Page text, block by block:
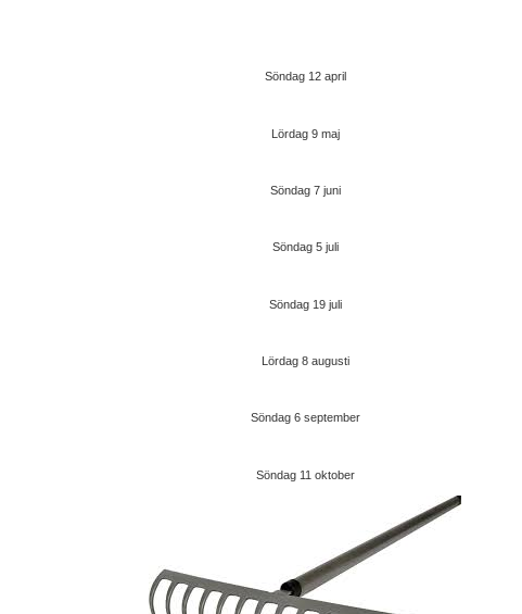
Söndag 12 april
Lördag 9 maj
Söndag 7 juni
Söndag 5 juli
Söndag 19 juli
Lördag 8 augusti
Söndag 6 september
Söndag 11 oktober